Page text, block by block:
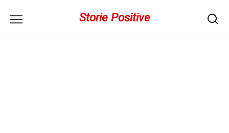
Storie Positive